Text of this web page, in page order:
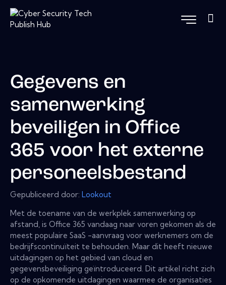
Gegevens en
samenwerking
beveiligen in Office
365 voor het externe
personeelsbestand
Gepubliceerd door: Lookout
Met de toename van de werkplek samenwerking op
afstand, is Office 365 vandaag naar voren gekomen als de
meest populaire SaaS -aanvraag voor werknemers om de
bedrijfscontinuïteit te behouden. Maar dit heeft nieuwe
uitdagingen op het gebied van cloud en
gegevensbeveiliging geïntroduceerd. Dit artikel richt zich
op de opkomende uitdagingen waarmee de organisaties